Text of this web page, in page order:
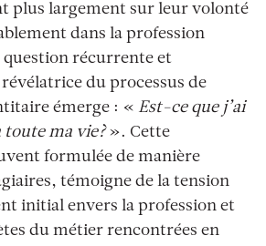
plus largement sur leur volonté
dans la profession
question récurrente et
du processus de
émerge : « Est-ce que j’ai
toute ma vie?». Cette
formulée de manière
témoigne de la tension
initial envers la profession et
du métier rencontrées en